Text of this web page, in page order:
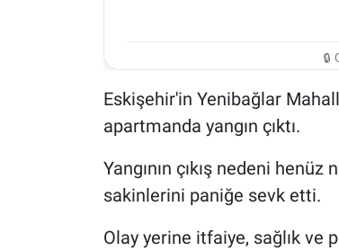
🔒
Eskişehir'in Yenibağlar
apartmanda yangın çıktı.
Yangının çıkış nedeni
sakinlerini paniğe sevk etti.
Olay yerine itfaiye, sağlık ve